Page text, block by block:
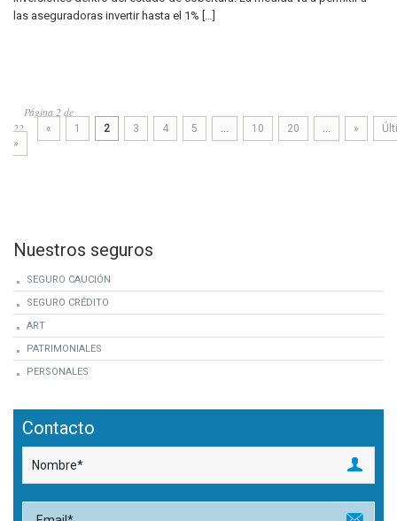
las aseguradoras invertir hasta el 1% […]
Página 2 de
22
« 1 2 3 4 5 ... 10 20 ... »
»
Nuestros seguros
SEGURO CAUCIÓN
SEGURO CRÉDITO
ART
PATRIMONIALES
PERSONALES
Contacto